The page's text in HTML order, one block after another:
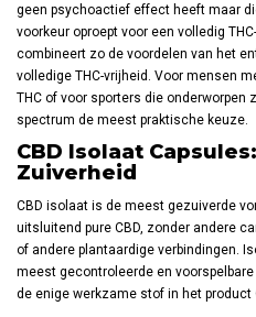
geen psychoactief effect heeft maar
voorkeur oproept voor een volledig
combineert zo de voordelen van het
volledige THC-vrijheid. Voor mensen
THC of voor sporters die onderworpen
spectrum de meest praktische keuze.
CBD Isolaat
Zuiverheid
CBD isolaat is de meest gezuiverde
uitsluitend pure CBD, zonder andere
of andere plantaardige verbindingen.
meest gecontroleerde en
de enige werkzame stof in het product